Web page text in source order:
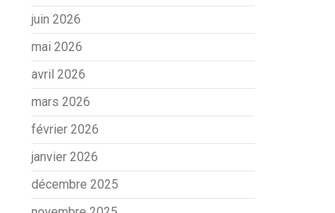
juin 2026
mai 2026
avril 2026
mars 2026
février 2026
janvier 2026
décembre 2025